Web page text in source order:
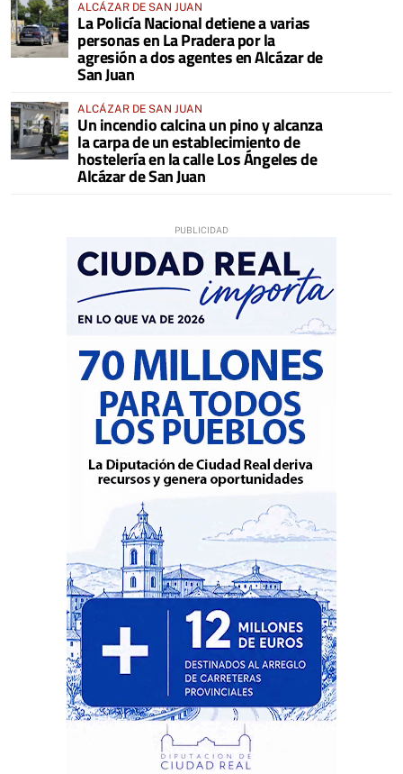
ALCÁZAR DE SAN JUAN
La Policía Nacional detiene a varias
personas en La Pradera por la
agresión a dos agentes en Alcázar de
San Juan
ALCÁZAR DE SAN JUAN
Un incendio calcina un pino y alcanza
la carpa de un establecimiento de
hostelería en la calle Los Ángeles de
Alcázar de San Juan